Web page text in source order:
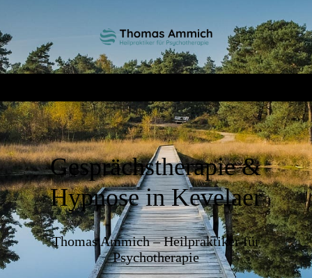
Gesprächstherapie &
Hypnose in Kevelaer
Thomas Ammich – Heilpraktiker für
Psychotherapie